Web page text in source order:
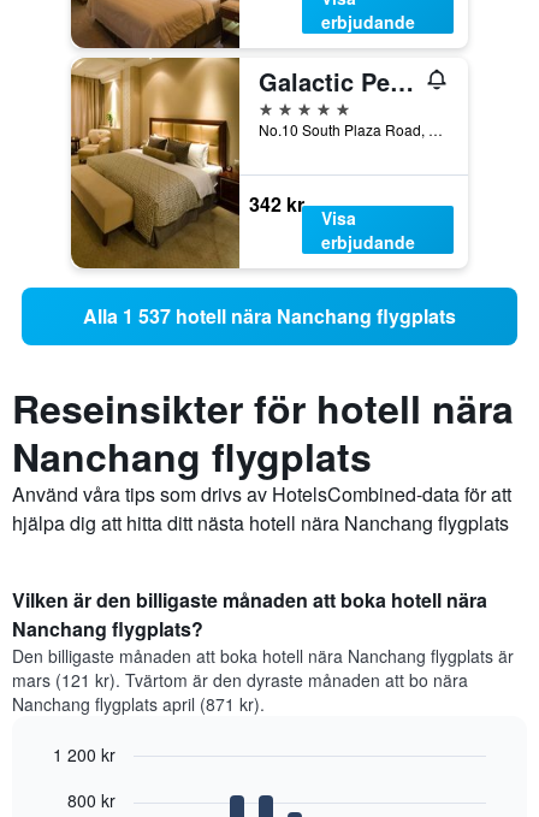
erbjudande
Galactic Peace International Hotel
5 stjärnor
No.10 South Plaza Road, Nanchang, Kina
342 kr
Visa
erbjudande
Alla 1 537 hotell nära Nanchang flygplats
Reseinsikter för hotell nära
Nanchang flygplats
Använd våra tips som drivs av HotelsCombined-data för att
hjälpa dig att hitta ditt nästa hotell nära Nanchang flygplats
Vilken är den billigaste månaden att boka hotell nära
Nanchang flygplats?
Den billigaste månaden att boka hotell nära Nanchang flygplats är
mars (121 kr). Tvärtom är den dyraste månaden att bo nära
Nanchang flygplats april (871 kr).
chart
graphic.800 kr
1 200 kr